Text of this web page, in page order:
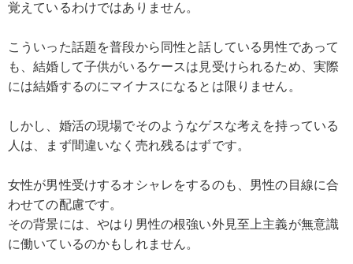
覚えているわけではありません。
こういった話題を普段から同性と話している男性であって
も、結婚して子供がいるケースは見受けられるため、実際
には結婚するのにマイナスになるとは限りません。
しかし、婚活の現場でそのようなゲスな考えを持っている
人は、まず間違いなく売れ残るはずです。
女性が男性受けするオシャレをするのも、男性の目線に合
わせての配慮です。
その背景には、やはり男性の根強い外見至上主義が無意識
に働いているのかもしれません。